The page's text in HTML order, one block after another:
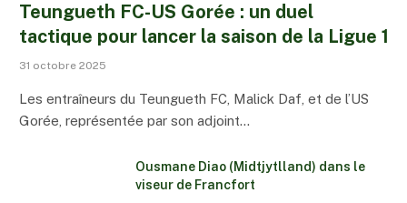
Teungueth FC-US Gorée : un duel
tactique pour lancer la saison de la Ligue 1
31 octobre 2025
Les entraîneurs du Teungueth FC, Malick Daf, et de l’US
Gorée, représentée par son adjoint…
Ousmane Diao (Midtjytlland) dans le
viseur de Francfort